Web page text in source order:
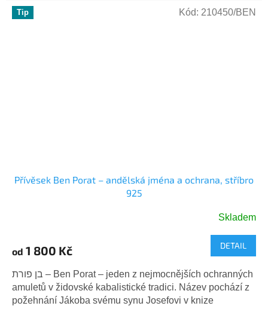
Tip
Přívěsek Ben Porat – andělská jména a ochrana, stříbro
925
Skladem
od 1 800 Kč DETAIL
בן פורת – Ben Porat – jeden z nejmocnějších ochranných
amuletů v židovské kabalistické tradici. Název pochází z
požehnání Jákoba svému synu Josefovi v knize
Kód: 210450/BEN